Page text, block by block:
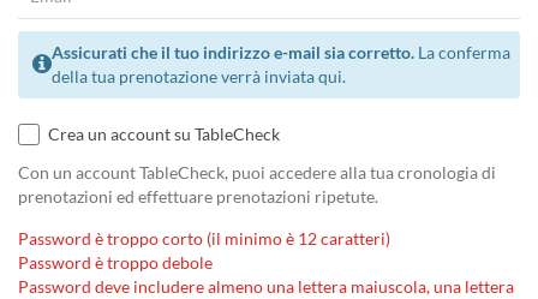
Assicurati che il tuo indirizzo e-mail sia corretto. La conferma
della tua prenotazione verrà inviata qui.
Crea un account su TableCheck
Con un account TableCheck, puoi accedere alla tua cronologia di
prenotazioni ed effettuare prenotazioni ripetute.
Password è troppo corto (il minimo è 12 caratteri)
Password è troppo debole
Password deve includere almeno una lettera maiuscola, una lettera